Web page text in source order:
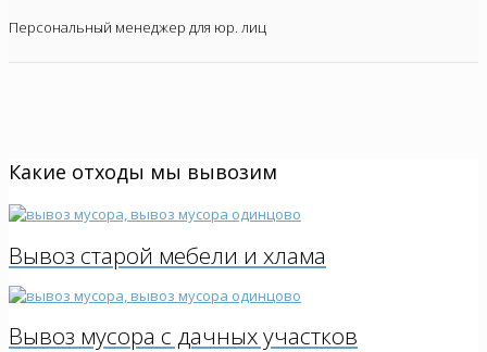
Персональный менеджер для юр. лиц
Какие отходы мы вывозим
Вывоз старой мебели и хлама
Вывоз мусора с дачных участков